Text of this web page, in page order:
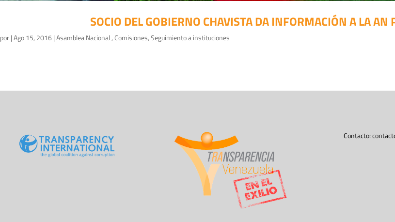
SOCIO DEL GOBIERNO CHAVISTA DA INFORMACIÓN A LA
por|Ago 15, 2016|Asamblea Nacional ,Comisiones,Seguimiento a instituciones
Contacto: